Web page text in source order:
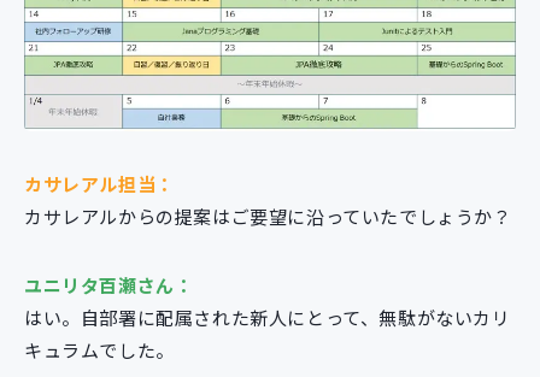
カサレアル担当：
カサレアルからの提案はご要望に沿っていたでしょうか？
ユニリタ百瀬さん：
はい。自部署に配属された新人にとって、無駄がないカリ
キュラムでした。